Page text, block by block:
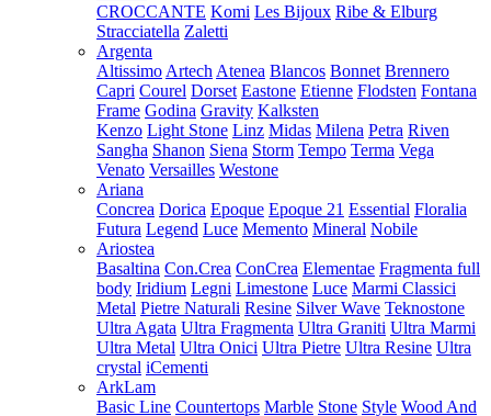
CROCCANTE Komi Les Bijoux Ribe & Elburg
Stracciatella Zaletti
Argenta
Altissimo Artech Atenea Blancos Bonnet Brennero
Capri Courel Dorset Eastone Etienne Flodsten Fontana
Frame Godina Gravity Kalksten
Kenzo Light Stone Linz Midas Milena Petra Riven
Sangha Shanon Siena Storm Tempo Terma Vega
Venato Versailles Westone
Ariana
Concrea Dorica Epoque Epoque 21 Essential Floralia
Futura Legend Luce Memento Mineral Nobile
Ariostea
Basaltina Con.Crea ConCrea Elementae Fragmenta full
body Iridium Legni Limestone Luce Marmi Classici
Metal Pietre Naturali Resine Silver Wave Teknostone
Ultra Agata Ultra Fragmenta Ultra Graniti Ultra Marmi
Ultra Metal Ultra Onici Ultra Pietre Ultra Resine Ultra
crystal iCementi
ArkLam
Basic Line Countertops Marble Stone Style Wood And